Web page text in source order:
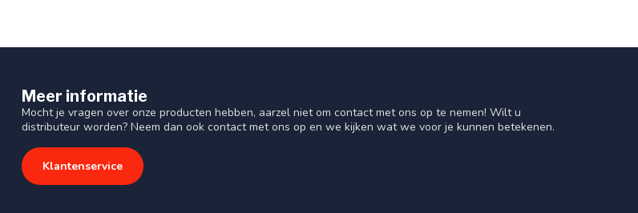
Meer informatie
Mocht je vragen over onze producten hebben, aarzel niet om contact met ons op te nemen! Wilt u
distributeur worden? Neem dan ook contact met ons op en we kijken wat we voor je kunnen betekenen.
Klantenservice